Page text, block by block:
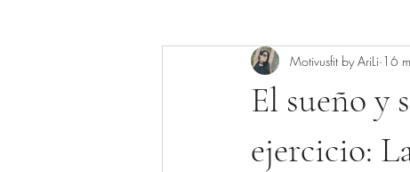
El sueño y
ejercicio:
Motivusfit by AriLi 16